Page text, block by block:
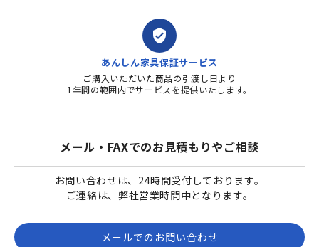
verified_user
あんしん家具保証サービス
ご購入いただいた商品の引渡し日より
1年間の範囲内でサービスを提供いたします。
メール・FAXでのお見積もりやご相談
お問い合わせは、24時間受付しております。
ご連絡は、弊社営業時間中となります。
メールでのお問い合わせ